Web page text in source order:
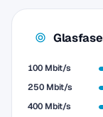
100 Mbit/s
250 Mbit/s
400 Mbit/s